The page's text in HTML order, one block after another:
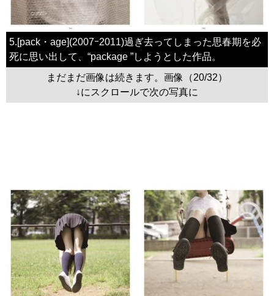
5.[pack・age](2007ｰ2011)過ぎ去ってしまった思春期を必
死に思い出して、“package ”しようとした作品。
まだまだ画像は続きます。画像（20/32）
↓にスクロールで次の写真に